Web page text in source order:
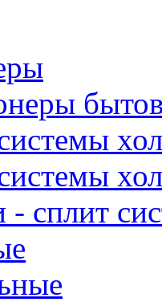
- сплит